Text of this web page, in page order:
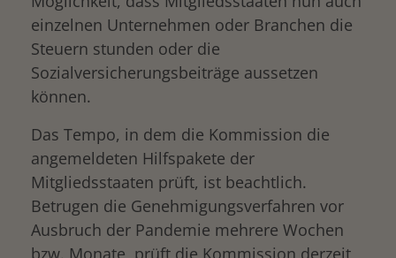
einzelnen Unternehmen oder Branchen die
Steuern stunden oder die
Sozialversicherungsbeiträge aussetzen
können.
Das Tempo, in dem die Kommission die
angemeldeten Hilfspakete der
Mitgliedsstaaten prüft, ist beachtlich.
Betrugen die Genehmigungsverfahren vor
Ausbruch der Pandemie mehrere Wochen
bzw. Monate, prüft die Kommission derzeit